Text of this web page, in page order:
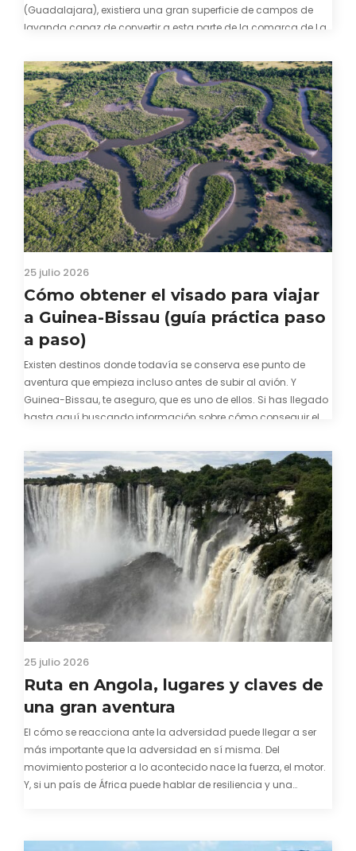
(Guadalajara), existiera una gran superficie de campos de
lavanda capaz de convertir a esta parte de la comarca de La
25 julio 2026
Cómo obtener el visado para viajar
a Guinea-Bissau (guía práctica paso
a paso)
Existen destinos donde todavía se conserva ese punto de
aventura que empieza incluso antes de subir al avión. Y
Guinea-Bissau, te aseguro, que es uno de ellos. Si has llegado
hasta aquí buscando información sobre cómo conseguir el
hayas encontrado con que…
25 julio 2026
Ruta en Angola, lugares y claves de
una gran aventura
El cómo se reacciona ante la adversidad puede llegar a ser
más importante que la adversidad en sí misma. Del
movimiento posterior a lo acontecido nace la fuerza, el motor.
Y, si un país de África puede hablar de resiliencia y una